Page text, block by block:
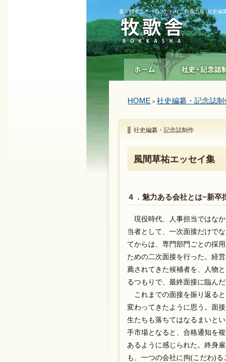
書き残すことへのこだわり 自費出版 (社史編
HOME > 社史編纂・記念誌制
社史編纂・記念誌制作
風間草祐エッセイ集
４．魅力ある会社とは−新卒
現役時代、人事担当ではな
当者として、一次面接だけで
てからは、専門部門ごとの採
ための二次面接を行った。経
薦されてきた候補者を、人物
るつもりで、最終面接に臨んだ
これまでの面接を振り返る
変わってきたように思う。面
生たちも落ちてはなるまいと
手市場となると、合格通知を
あるように感じられた。終身
も、一つの会社に拘(こだわ)